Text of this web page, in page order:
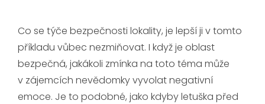
Co se týče bezpečnosti lokality, je lepší ji v tomto
příkladu vůbec nezmiňovat. I když je oblast
bezpečná, jakákoli zmínka na toto téma může
v zájemcích nevědomky vyvolat negativní
emoce. Je to podobné, jako kdyby letuška před